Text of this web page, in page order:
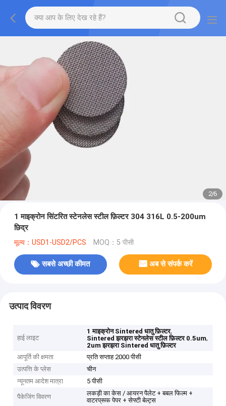
2/6
1 माइक्रोन सिंटरित स्टेनलेस स्टील फ़िल्टर 304 316L 0.5-200um
छिद्र
मूल्य：USD1-USD2/PCS MOQ：5 पीसी
सबसे अच्छी कीमत अब से संपर्क करें
उत्पाद विवरण
हाई लाइट
1 माइक्रोन Sintered धातु फ़िल्टर,
Sintered झरझरा स्टेनलेस स्टील फ़िल्टर 0.5um,
2um झरझरा Sintered धातु फ़िल्टर
आपूर्ति की क्षमता
प्रति सप्ताह 2000 पीसी
उत्पत्ति के प्लेस
चीन
न्यूनतम आदेश मात्रा
5 पीसी
पैकेजिंग विवरण
लकड़ी का केस / आयरन पैलेट + बबल फिल्म +
वाटरप्रूफ पेपर + सेफ्टी बेल्ट्स